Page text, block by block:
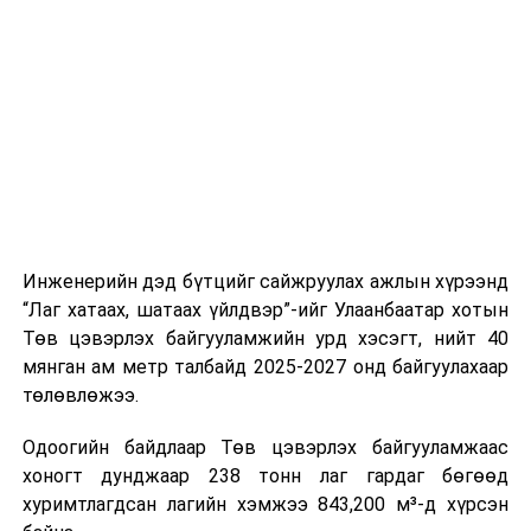
өдөр тутмын ажлын бэлэн байдлыг хангах зэрэг
практик ур чадварыг сургалтын хөтөлбөрт тусгажээ.
Сургалтыг танилцуулах лекц, асуулт-хариулт,
жишээнд суурилсан сургалт, багаар ажиллах дасгал,
танилцах, онцгой нөхцөлд ажиллах дадлага зэрэг
онол, практик хосолсон хэлбэрээр зохион байгуулж
байна.
Инженерийн дэд бүтцийг сайжруулах ажлын хүрээнд
“Лаг хатаах, шатаах үйлдвэр”-ийг Улаанбаатар хотын
Төв цэвэрлэх байгууламжийн урд хэсэгт, нийт 40
мянган ам метр талбайд 2025-2027 онд байгуулахаар
төлөвлөжээ.
Одоогийн байдлаар Төв цэвэрлэх байгууламжаас
хоногт дунджаар 238 тонн лаг гардаг бөгөөд
хуримтлагдсан лагийн хэмжээ 843,200 м³-д хүрсэн